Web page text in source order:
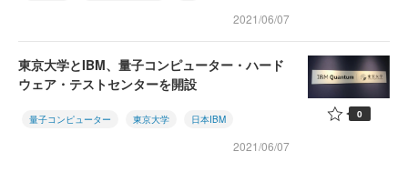
2021/06/07
東京大学とIBM、量子コンピューター・ハード
ウェア・テストセンターを開設
量子コンピューター 東京大学 日本IBM
2021/06/07
0